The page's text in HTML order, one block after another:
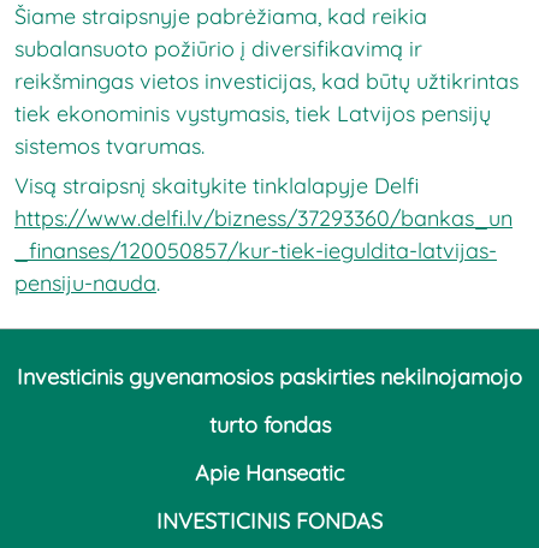
Šiame straipsnyje pabrėžiama, kad reikia
subalansuoto požiūrio į diversifikavimą ir
reikšmingas vietos investicijas, kad būtų užtikrintas
tiek ekonominis vystymasis, tiek Latvijos pensijų
sistemos tvarumas.
Visą straipsnį skaitykite tinklalapyje Delfi
https://www.delfi.lv/bizness/37293360/bankas_un
_finanses/120050857/kur-tiek-ieguldita-latvijas-
pensiju-nauda.
Investicinis gyvenamosios paskirties nekilnojamojo
turto fondas
Apie Hanseatic
INVESTICINIS FONDAS